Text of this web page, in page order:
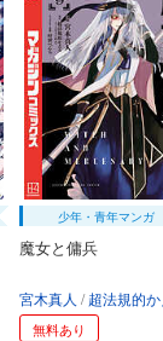
メル。
少年・青年マンガ
魔女と傭兵
宮木真人 超法規的か
無料あり